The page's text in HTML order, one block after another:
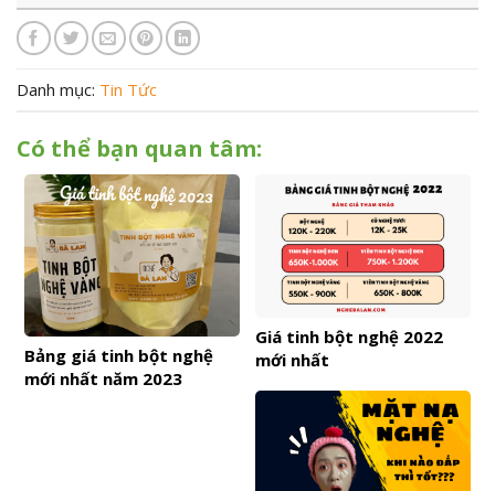
Danh mục: Tin Tức
Có thể bạn quan tâm:
Bảng giá tinh bột nghệ
mới nhất năm 2023
Giá tinh bột nghệ 2022
mới nhất